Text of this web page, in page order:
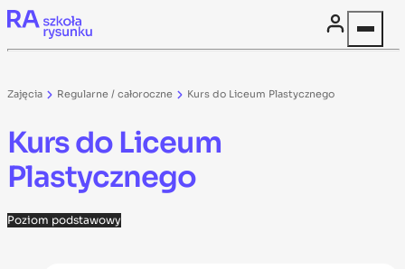
Skip to content
Zajęcia Regularne / całoroczne Kurs do Liceum Plastycznego
Kurs do Liceum
Plastycznego
Poziom podstawowy